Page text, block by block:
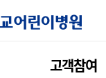
고객참여